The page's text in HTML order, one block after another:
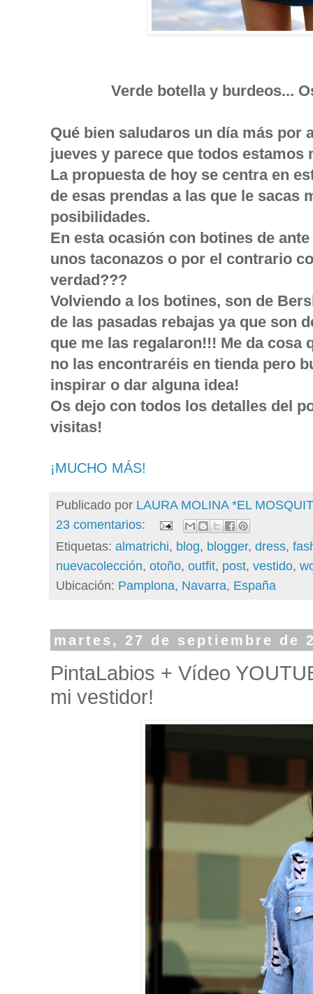
Verde botella y burdeos...
Qué bien saludaros un día más por
jueves y parece que todos estamos
La propuesta de hoy se centra en
de esas prendas a las que le sacas
posibilidades.
En esta ocasión con botines de
unos taconazos o por el contrario
verdad???
Volviendo a los botines, son de
de las pasadas rebajas ya que son
que me las regalaron!!! Me da cosa
no las encontraréis en tienda pero
inspirar o dar alguna idea!
Os dejo con todos los detalles del
visitas!
¡MUCHO MÁS!
Publicado por LAURA MOLINA *EL
23 comentarios:
Etiquetas: almatrichi, blog, blogger, dress,
nuevacolección, otoño, outfit, post, vestido,
Ubicación: Pamplona, Navarra, España
martes, 27 de septiembre de
PintaLabios + Vídeo
mi vestidor!